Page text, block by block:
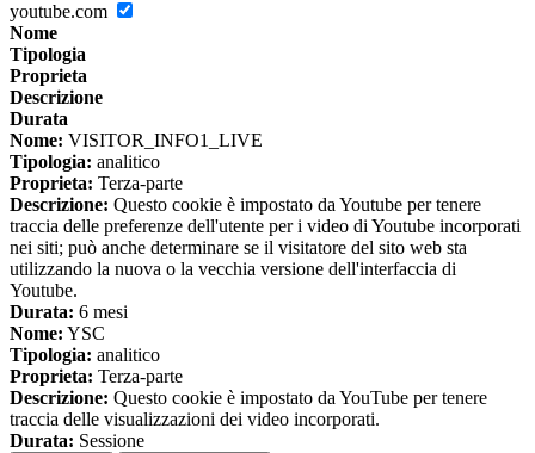
youtube.com
Nome
Tipologia
Proprieta
Descrizione
Durata
Nome: VISITOR_INFO1_LIVE
Tipologia: analitico
Proprieta: Terza-parte
Descrizione: Questo cookie è impostato da Youtube per tenere
traccia delle preferenze dell'utente per i video di Youtube incorporati
nei siti; può anche determinare se il visitatore del sito web sta
utilizzando la nuova o la vecchia versione dell'interfaccia di
Youtube.
Durata: 6 mesi
Nome: YSC
Tipologia: analitico
Proprieta: Terza-parte
Descrizione: Questo cookie è impostato da YouTube per tenere
traccia delle visualizzazioni dei video incorporati.
Durata: Sessione